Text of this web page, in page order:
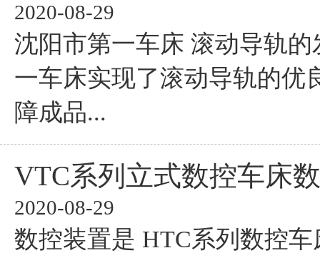
2020-08-29
沈阳市第一车床 滚动导轨
一车床实现了滚动导轨的优
障成品...
VTC系列立式数控车床
2020-08-29
数控装置是 HTC系列数控